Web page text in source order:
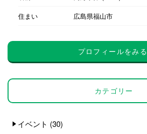
住まい
広島県福山市
プロフィールをみる
カテゴリー
イベント (30)